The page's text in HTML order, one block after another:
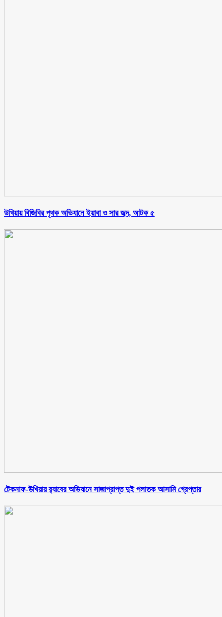
উখিয়ায় বিজিবির পৃথক অভিযানে ইয়াবা ও সার জব্দ, আটক ৫
টেকনাফ-উখিয়ায় র‌্যাবের অভিযানে সাজাপ্রাপ্ত দুই পলাতক আসামি গ্রেপ্তার